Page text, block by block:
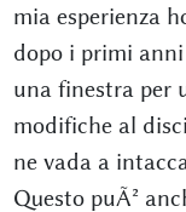
mia esperienza
dopo i primi
una finestra per
modifiche al
ne vada a
Questo puÃ²